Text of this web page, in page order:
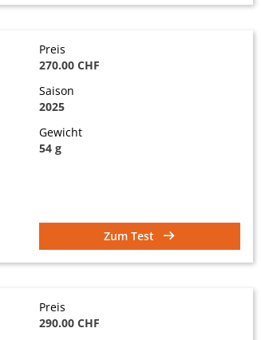
Preis
270.00 CHF
Saison
2025
Gewicht
54 g
Zum Test
Preis
290.00 CHF